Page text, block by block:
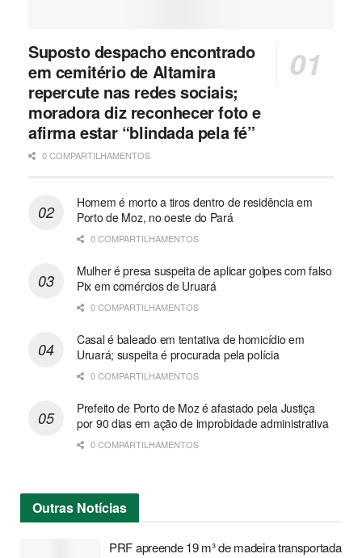
Suposto despacho encontrado
em cemitério de Altamira
repercute nas redes sociais;
moradora diz reconhecer foto e
afirma estar “blindada pela fé”
0 COMPARTILHAMENTOS
Homem é morto a tiros dentro de residência em
Porto de Moz, no oeste do Pará
0 COMPARTILHAMENTOS
Mulher é presa suspeita de aplicar golpes com falso
Pix em comércios de Uruará
0 COMPARTILHAMENTOS
Casal é baleado em tentativa de homicídio em
Uruará; suspeita é procurada pela polícia
0 COMPARTILHAMENTOS
Prefeito de Porto de Moz é afastado pela Justiça
por 90 dias em ação de improbidade administrativa
0 COMPARTILHAMENTOS
Outras Notícias
PRF apreende 19 m³ de madeira transportada